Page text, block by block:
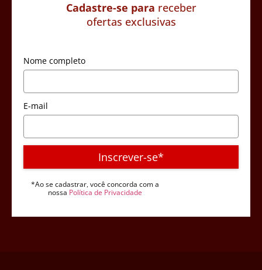
Cadastre-se para receber
ofertas exclusivas
Nome completo
E-mail
Inscrever-se*
*Ao se cadastrar, você concorda com a
nossa Política de Privacidade